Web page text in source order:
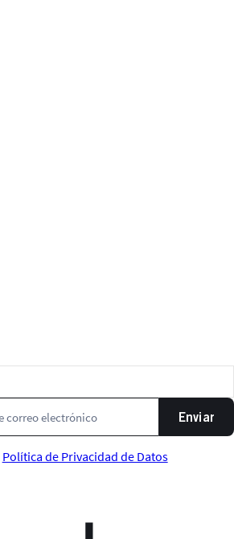
Enviar
Política de Privacidad de Datos